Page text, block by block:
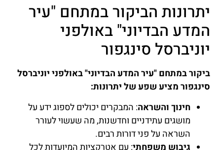
יתרונות הביקור במתחם "עיר
המדע הבדיוני" באולפני
יוניברסל סינגפור
ביקור במתחם "עיר המדע הבדיוני" באולפני יוניברסל
סינגפור מציע שפע של יתרונות:
חינוך והשראה: המבקרים יכולים לספוג ידע על
מושגים עתידניים וחדשנות, מה שעשוי לעורר
השראה על פני דורות רבים.
גיבוש משפחתי: עם אטרקציות המיועדות לכל